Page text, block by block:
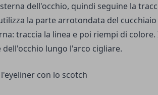
dell'occhio, quindi seguine la
la parte arrotondata del
traccia la linea e poi riempi di
lungo l'arco cigliare.
con lo scotch